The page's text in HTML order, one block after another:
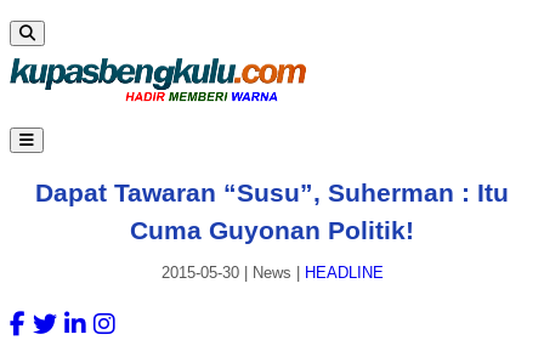
Dapat Tawaran “Susu”, Suherman : Itu
Cuma Guyonan Politik!
2015-05-30| News HEADLINE